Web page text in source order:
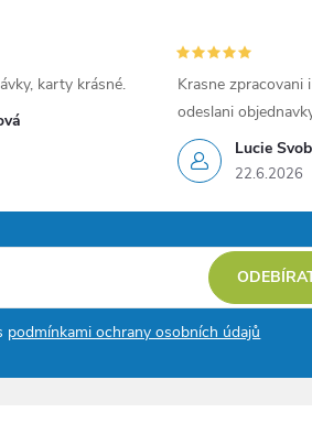
karty krásné.
Lucie
22.6.2026
Krasne zpracovani
odeslani
podmínkami ochrany osobních údajů